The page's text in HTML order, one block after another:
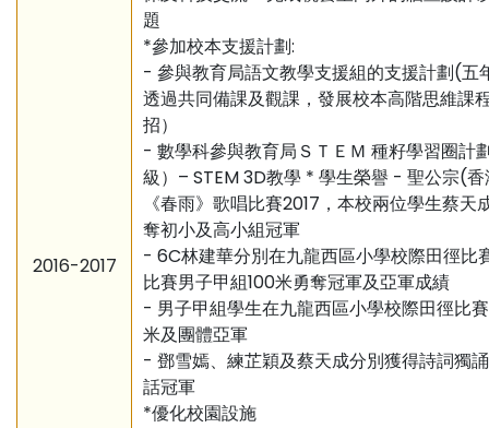
2016-2017
題
*參加校本支援計劃:
- 參與教育局語文教學支援組的支援計劃(五
透過共同備課及觀課，發展校本高階思維課
招）
- 數學科參與教育局ＳＴＥＭ 種籽學習圈計
級）– STEM 3D教學 * 學生榮譽 - 聖公宗(
《春雨》歌唱比賽2017，本校兩位學生蔡天
奪初小及高小組冠軍
- 6C林建華分別在九龍西區小學校際田徑比
比賽男子甲組100米勇奪冠軍及亞軍成績
- 男子甲組學生在九龍西區小學校際田徑比
米及團體亞軍
- 鄧雪嫣、練芷穎及蔡天成分別獲得詩詞獨
話冠軍
*優化校園設施